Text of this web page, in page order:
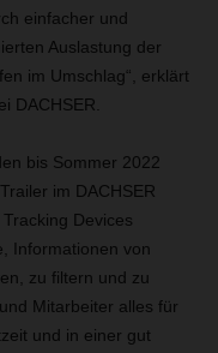
einfacher und
Auslastung der
im Umschlag“, erklärt
DACHSER.
bis Sommer 2022
im DACHSER
Devices
Informationen von
zu filtern und zu
Mitarbeiter alles für
und in einer gut